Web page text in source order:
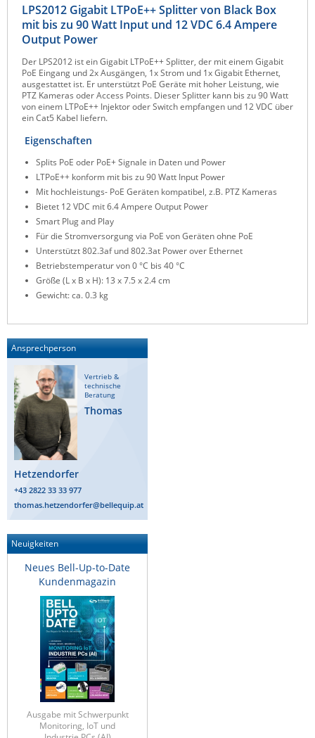
PatchSee
Power Kingdom
Raritan
Riello UPS
Server Technology
Siretta
SIRIO Antenne
Sunbird
Tactical Software
TEKTELIC
Teltonika
Unwired Networks
Vision
WATTECO
Westermo
Yuasa
ZPE Systems
News zu unseren Herstellern
LPS2012 Gigabit LTPoE++ Splitter von Black Box
mit bis zu 90 Watt Input und 12 VDC 6.4 Ampere
Output Power
Der LPS2012 ist ein Gigabit LTPoE++ Splitter, der mit einem Gigabit
PoE Eingang und 2x Ausgängen, 1x Strom und 1x Gigabit Ethernet,
ausgestattet ist. Er unterstützt PoE Geräte mit hoher Leistung, wie
PTZ Kameras oder Access Points. Dieser Splitter kann bis zu 90 Watt
von einem LTPoE++ Injektor oder Switch empfangen und 12 VDC über
ein Cat5 Kabel liefern.
Eigenschaften
Splits PoE oder PoE+ Signale in Daten und Power
LTPoE++ konform mit bis zu 90 Watt Input Power
Mit hochleistungs- PoE Geräten kompatibel, z.B. PTZ Kameras
Bietet 12 VDC mit 6.4 Ampere Output Power
Smart Plug and Play
Für die Stromversorgung via PoE von Geräten ohne PoE
Unterstützt 802.3af und 802.3at Power over Ethernet
Betriebstemperatur von 0 °C bis 40 °C
Größe (L x B x H): 13 x 7.5 x 2.4 cm
Gewicht: ca. 0.3 kg
Ansprechperson
Vertrieb &
technische
Beratung
Thomas
Hetzendorfer
+43 2822 33 33 977
thomas.hetzendorfer@bellequip.at
Neuigkeiten
Neues Bell-Up-to-Date
Kundenmagazin
Ausgabe mit Schwerpunkt
Monitoring, IoT und